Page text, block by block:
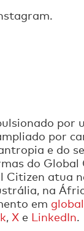
por
por
e do
do
atua
na
em
, X e LinkedIn.